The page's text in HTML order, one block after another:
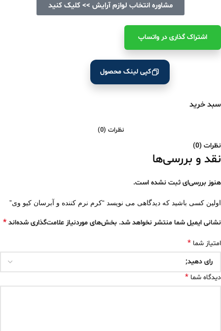
سبد خرید
مشاوره انتخاب لوازم آرایش >> کلیک کنید
اشتراک ‌گذاری در واتساپ
کپی لینک محصول
نظرات (0)
نظرات (0)
نقد و بررسی‌ها
هنوز بررسی‌ای ثبت نشده است.
اولین کسی باشید که دیدگاهی می نویسد “کرم نرم کننده و آبرسان کیو وی”
نشانی ایمیل شما منتشر نخواهد شد. بخش‌های موردنیاز علامت‌گذاری شده‌اند *
امتیاز شما *
دیدگاه شما *